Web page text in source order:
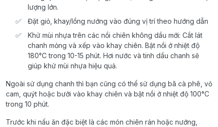
lượng lớn.
Đặt giỏ, khay/lồng nướng vào đúng vị trí theo hướng dẫn
Khử mùi nhựa trên các nồi chiên không dầu mới: Cắt lát
chanh mỏng và xếp vào khay chiên. Bật nồi ở nhiệt độ
180°C trong 10-15 phút. Hơi nước và tinh dầu chanh sẽ
giúp khử mùi nhựa hiệu quả.
Ngoài sử dụng chanh thì bạn cũng có thể sử dụng bã cà phê, vỏ
cam, quýt hoặc bưởi vào khay chiên và bật nồi ở nhiệt độ 100°C
trong 10 phút.
Trước khi nấu ăn đặc biệt là các món chiên rán hoặc nướng,